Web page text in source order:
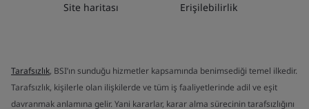
Site haritası Erişilebilirlik
Tarafsızlık, BSI’ın sunduğu hizmetler kapsamında benimsediği temel ilkedir.
Tarafsızlık, kişilerle olan ilişkilerde ve tüm iş faaliyetlerinde adil ve eşit
davranmak anlamına gelir. Yani kararlar, karar alma sürecinin tarafsızlığını